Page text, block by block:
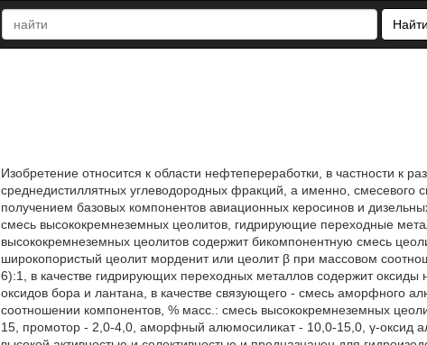
Найти
Изобретение относится к области нефтепереработки, в частности к
среднедистиллятных углеводородных фракций, а именно, смесевого
получением базовых компонентов авиационных керосинов и
смесь высококремнеземных цеолитов, гидрирующие переходные
высококремнеземных цеолитов содержит бикомпонентную смесь
широкопористый цеолит морденит или цеолит β при массовом
6):1, в качестве гидрирующих переходных металлов содержит
оксидов бора и лантана, в качестве связующего - смесь аморфного
соотношении компонентов, % масс.: смесь высококремнеземных
15, промотор - 2,0-4,0, аморфный алюмосиликат - 10,0-15,0, γ-оксид